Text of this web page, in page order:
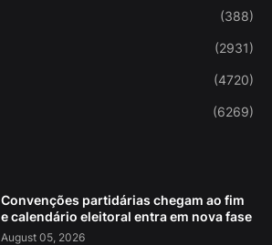
(388)
(2931)
(4720)
(6269)
Convenções partidárias chegam ao fim
e calendário eleitoral entra em nova fase
August 05, 2026